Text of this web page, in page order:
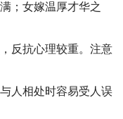
；女嫁温厚才华之
反抗心理较重。注意
人相处时容易受人误